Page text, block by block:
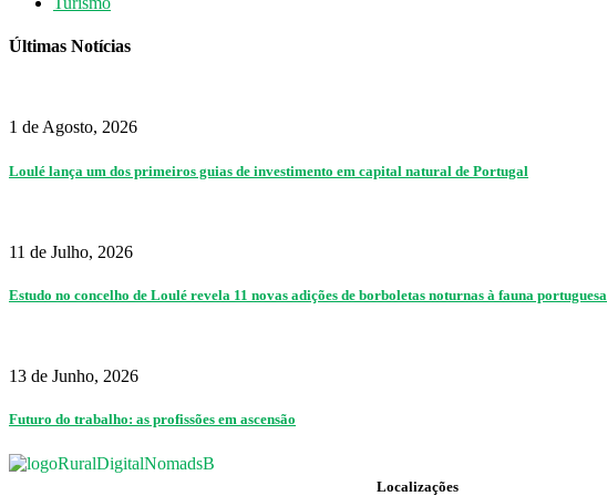
Últimas Notícias
1 de Agosto, 2026
Loulé lança um dos primeiros guias de investimento em capital natural de Portugal
11 de Julho, 2026
Estudo no concelho de Loulé revela 11 novas adições de borboletas noturnas à fauna portuguesa
13 de Junho, 2026
Futuro do trabalho: as profissões em ascensão
Localizações